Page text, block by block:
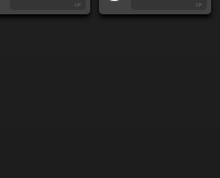
CP CP